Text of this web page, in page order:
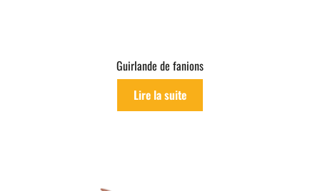
Guirlande de fanions
Lire la suite